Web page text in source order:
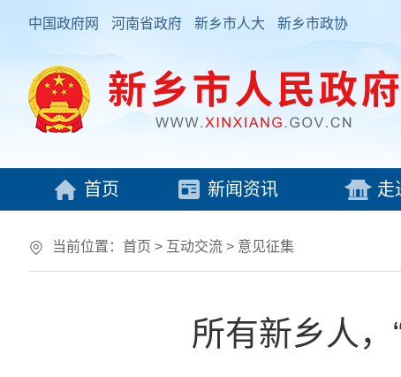
中国政府网 河南省政府 新乡市人大 新乡市政协
首页 新闻资讯 走
当前位置： 首页 > 互动交流 > 意见征集
所有新乡人，